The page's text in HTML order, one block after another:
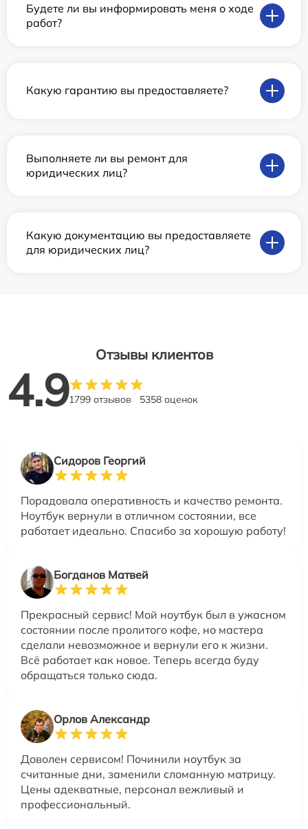
Будете ли вы информировать меня о ходе
работ?
Какую гарантию вы предоставляете?
Выполняете ли вы ремонт для
юридических лиц?
Какую документацию вы предоставляете
для юридических лиц?
Отзывы клиентов
4.91799 отзывов 5358 оценок
Сидоров Георгий
Порадовала оперативность и качество ремонта.
Ноутбук вернули в отличном состоянии, все
работает идеально. Спасибо за хорошую работу!
Богданов Матвей
Прекрасный сервис! Мой ноутбук был в ужасном
состоянии после пролитого кофе, но мастера
сделали невозможное и вернули его к жизни.
Всё работает как новое. Теперь всегда буду
обращаться только сюда.
Орлов Александр
Доволен сервисом! Починили ноутбук за
считанные дни, заменили сломанную матрицу.
Цены адекватные, персонал вежливый и
профессиональный.